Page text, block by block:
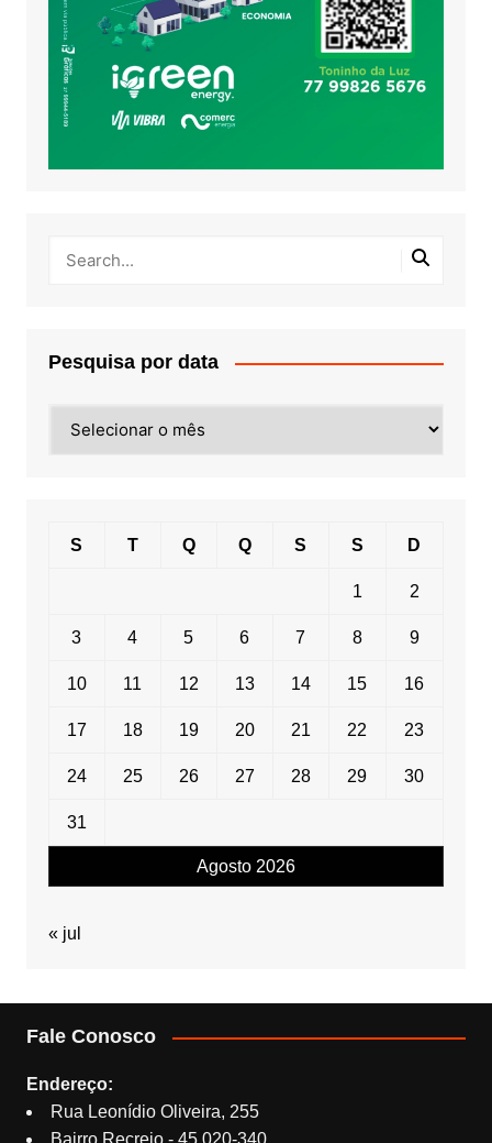
Pesquisa por data
por
Agosto 2026
S T Q Q S S D
1 2
3 4 5 6 7 8 9
10 11 12 13 14 15 16
17 18 19 20 21 22 23
24 25 26 27 28 29 30
31
« jul
Fale Conosco
Endereço:
Rua Leonídio Oliveira, 255
Bairro Recreio - 45.020-340